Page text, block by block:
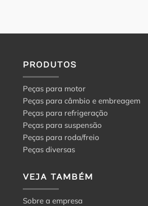
PRODUTOS
Peças para motor
Peças para câmbio e embreagem
Peças para refrigeração
Peças para suspensão
Peças para roda/freio
Peças diversas
VEJA TAMBÉM
Sobre a empresa